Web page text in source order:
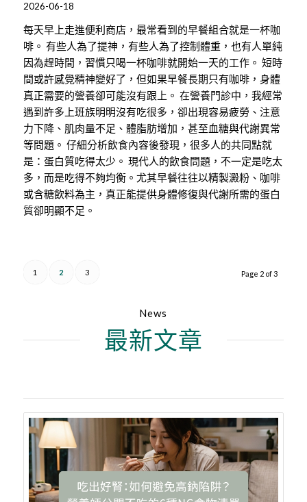
2026-06-18
每天早上走進便利商店，最常看到的早餐組合就是一杯咖
啡。 有些人為了提神，有些人為了控制體重，也有人單純
因為趕時間，習慣只喝一杯咖啡就開始一天的工作。 短時
間或許感覺精神變好了，但如果早餐長期只有咖啡，身體
真正需要的營養卻可能沒有跟上。 在營養門診中，我經常
遇到許多上班族明明沒有吃很多，卻出現容易疲勞、注意
力下降、肌肉量不足、體脂肪增加，甚至血糖與代謝異常
等問題。 仔細分析飲食內容後發現，很多人的共同點就
是：蛋白質吃得太少。 現代人的飲食問題，不一定是吃太
多，而是吃得不夠均衡。尤其早餐往往以精製澱粉、咖啡
或含糖飲料為主，真正能提供身體修復與代謝所需的蛋白
質卻明顯不足。
Page 2 of 3
1 2 3
News
最新文章